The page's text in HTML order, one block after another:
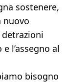
sostenere,
nuovo
l’assegno al
bisogno